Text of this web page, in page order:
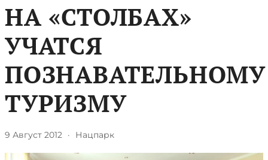
НА «СТОЛБАХ»
УЧАТСЯ
ПОЗНАВАТЕЛЬНОМУ
ТУРИЗМУ
9 Август 2012 · Нацпарк